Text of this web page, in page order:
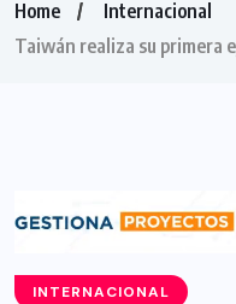
Home
Internacional
Taiwán realiza su primera
INTERNACIONAL